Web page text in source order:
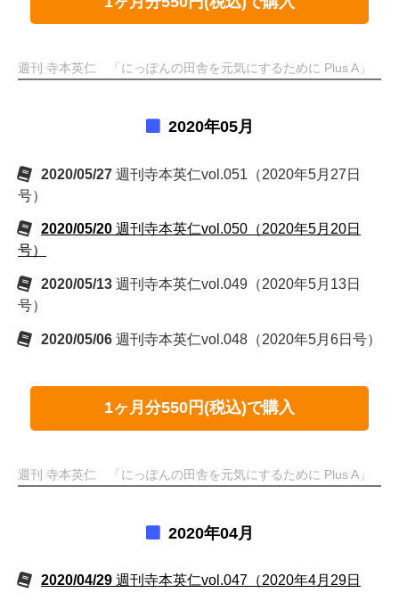
週刊 寺本英仁 「にっぽんの田舎を元気にするために Plus A」
2020年05月
2020/05/27 週刊寺本英仁vol.051（2020年5月27日
号）
2020/05/20 週刊寺本英仁vol.050（2020年5月20日
号）
2020/05/13 週刊寺本英仁vol.049（2020年5月13日
号）
2020/05/06 週刊寺本英仁vol.048（2020年5月6日号）
1ヶ月分550円(税込)で購入
週刊 寺本英仁 「にっぽんの田舎を元気にするために Plus A」
2020年04月
2020/04/29 週刊寺本英仁vol.047（2020年4月29日